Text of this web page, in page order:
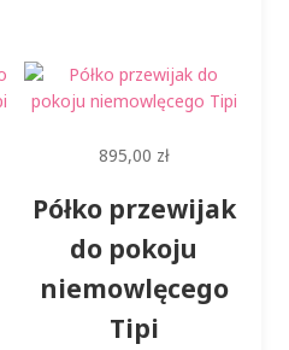
895,00 zł
Półko przewijak
do pokoju
niemowlęcego
Tipi